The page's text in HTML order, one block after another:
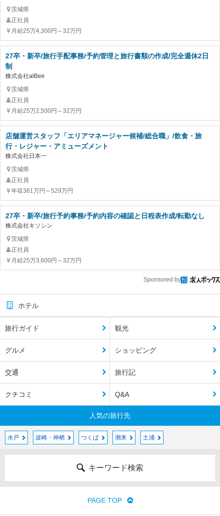
茨城県
正社員
月給25万4,300円～32万円
27卒・新卒/旅行手配事務/予約管理と旅行書類の作成/完全週休2日
制
株式会社alBee
茨城県
正社員
月給25万2,500円～32万円
店舗運営スタッフ「エリアマネージャー候補/総合職」/飲食・旅
行・レジャー・アミューズメント
株式会社日本一
茨城県
正社員
年収361万円～529万円
27卒・新卒/旅行予約事務/予約内容の確認と日程表作成/転勤なし
株式会社キソシン
茨城県
正社員
月給25万3,600円～32万円
Sponsored by
ホテル
旅行ガイド 観光
グルメ ショッピング
交通 旅行記
クチコミ Q&A
人気の旅行先
水戸 波崎・神栖 つくば 潮来 土浦
キーワード検索
PAGE TOP